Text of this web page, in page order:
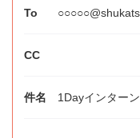
1Dayインター